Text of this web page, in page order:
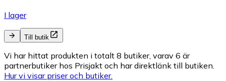
I lager
Till butik
Vi har hittat produkten i totalt 8 butiker, varav 6 är
partnerbutiker hos Prisjakt och har direktlänk till butiken.
Hur vi visar priser och butiker.